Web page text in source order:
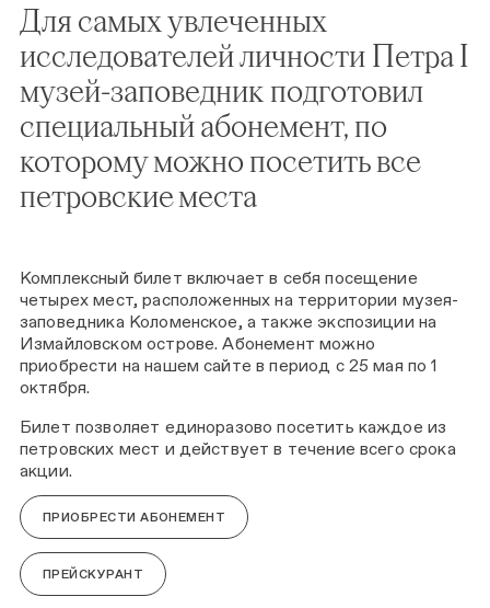
Для самых увлеченных
исследователей личности Петра I
музей-заповедник подготовил
специальный абонемент, по
которому можно посетить все
петровские места
Комплексный билет включает в себя посещение
четырех мест, расположенных на территории музея-
заповедника Коломенское, а также экспозиции на
Измайловском острове. Абонемент можно
приобрести на нашем сайте в период с 25 мая по 1
октября.
Билет позволяет единоразово посетить каждое из
петровских мест и действует в течение всего срока
акции.
ПРИОБРЕСТИ АБОНЕМЕНТ
ПРЕЙСКУРАНТ